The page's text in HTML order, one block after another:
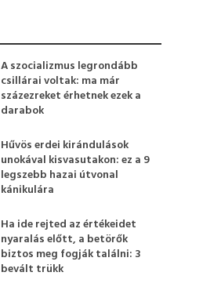
A szocializmus legrondább
csillárai voltak: ma már
százezreket érhetnek ezek a
darabok
Hűvös erdei kirándulások
unokával kisvasutakon: ez a 9
legszebb hazai útvonal
kánikulára
Ha ide rejted az értékeidet
nyaralás előtt, a betörők
biztos meg fogják találni: 3
bevált trükk